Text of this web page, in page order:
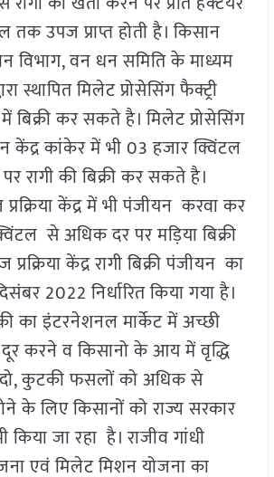
उपज प्राप्त होती है। किसान
विभाग, वन धन समिति के माध्यम
स्थापित मिलेट प्रोसेसिंग फैक्ट्री
बिक्री कर सकते है। मिलेट प्रोसेसिंग
केंद्र कांकेर में भी 03 हजार क्विंटल
रागी की बिक्री कर सकते है।
केंद्र में भी पंजीयन करवा कर
से अधिक दर पर मड़िया बिक्री
केंद्र रागी बिक्री पंजीयन का
2022 निर्धारित किया गया है।
का इंटरनेशनल मार्केट में अच्छी
करने व किसानो के आय में वृद्धि
कुटकी फसलों को अधिक से
के लिए किसानों को राज्य सरकार
भी किया जा रहा है। राजीव गांधी
एवं मिलेट मिशन योजना का